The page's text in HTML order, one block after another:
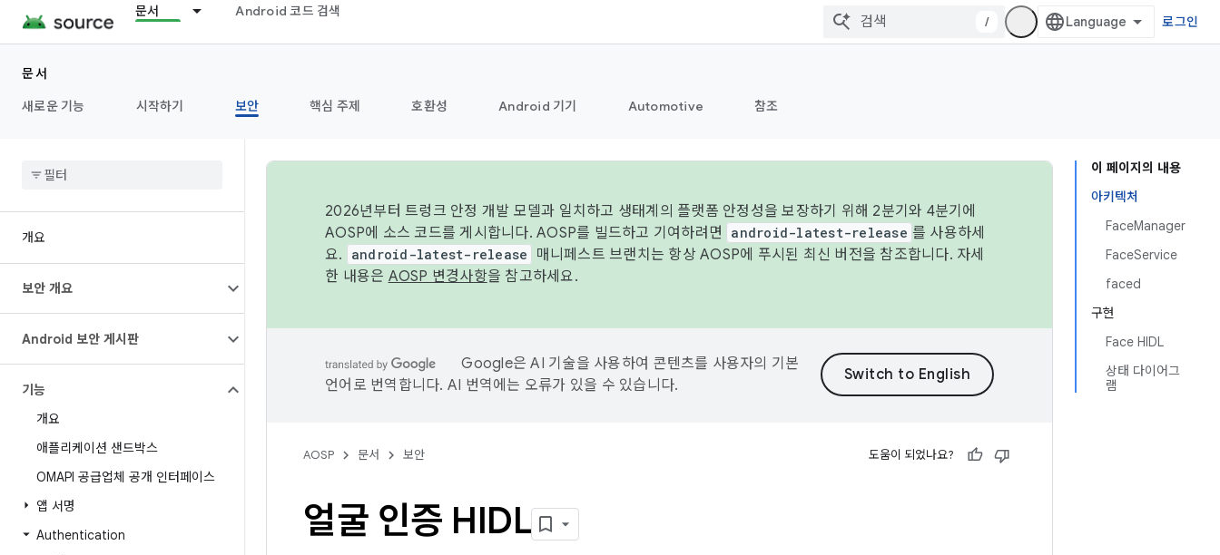
문서 Android 코드 검색
/ 로그인
문서
새로운 기능
시작하기 보안 핵심 주제 호환성 Android 기기 Automotive 참조
개요
보안 개요
Android 보안 게시판
기능
개요
애플리케이션 샌드박스
OMAPI 공급업체 공개 인터페이스
앱 서명
Authentication
이 페이지의 내용
아키텍처
FaceManager
FaceService
faced
구현
Face HIDL
상태 다이어그
램
2026년부터 트렁크 안정 개발 모델과 일치하고 생태계의 플랫폼 안정성을 보장하기 위해 2분기와 4분기에
AOSP에 소스 코드를 게시합니다. AOSP를 빌드하고 기여하려면
android-latest-release 를 사용하세
요.
android-latest-release
매니페스트 브랜치는 항상 AOSP에 푸시된 최신 버전을 참조합니다. 자세
한 내용은 AOSP 변경사항을 참고하세요.
Google은 AI 기술을 사용하여 콘텐츠를 사용자의 기본
언어로 번역합니다. AI 번역에는 오류가 있을 수 있습니다.
AOSP 문서 보안 도움이 되었나요?
얼굴 인증 HIDL